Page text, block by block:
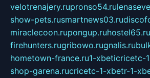
velotrenajery.rupronso54.ru
show-pets.rusmartnews03.ru
miraclecoon.rupongup.ruhostel65.ru
firehunters.rugribowo.rugnalis.ru
hometown-france.ru1-xbeticricetc-
shop-garena.rucricetc-1-xbetr-1-